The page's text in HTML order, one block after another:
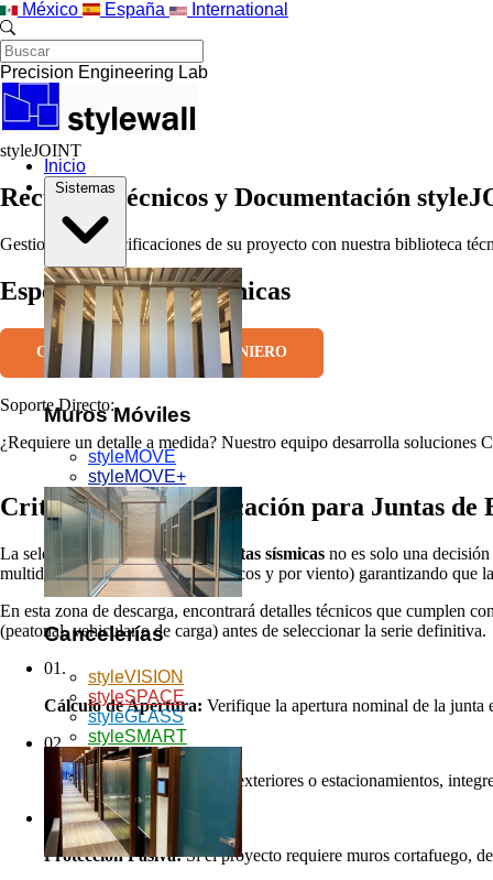
Saltar al contenido principal
México España International
Precision Engineering Lab
Inicio
Muros Móviles
styleMOVE
styleMOVE+
Cancelerías
styleVISION
styleSPACE
styleGLASS
styleSMART
styleJOINT
Recursos Técnicos y Documentación
Gestione las especificaciones de su proyecto con nuestra biblioteca
Especificaciones Técnicas
CONSULTAR CON UN INGENIERO
Soporte Directo:
¿Requiere un detalle a medida? Nuestro equipo desarrolla soluciones
Criterios deEspecificación para Juntas de
La selección de unsistema de juntas sísmicas no es solo una
multidireccionales (térmicos, sísmicos y por viento) garantizando que
En esta zona de descarga, encontrará detalles técnicos que cumplen
(peatonal, vehicular o de carga) antes de seleccionar la serie definitiva.
01.
Cálculo de Apertura: Verifique la apertura nominal de la junta
02.
Estanqueidad:Para zonas exteriores o estacionamientos,
03.
Protección Pasiva:Si el proyecto requiere muros cortafuego,